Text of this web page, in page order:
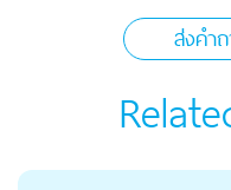
ส่งคำ